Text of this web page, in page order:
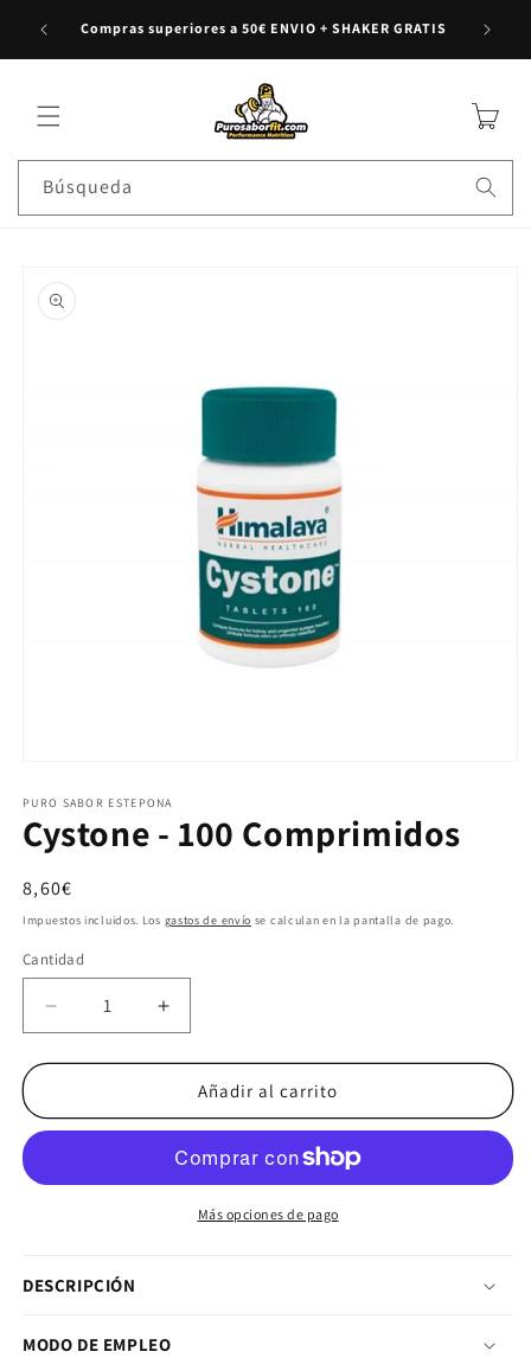
al contenido
toda Compras superiores a 50€ ENVIO + SHAKER GRATIS
Carrito
Búsqueda
a la información del producto
PURO SABOR ESTEPONA
Cystone - 100 Comprimidos
Precio habitual
8,60€
Impuestos incluidos. Los gastos de envío se calculan en la pantalla de pago.
Cantidad
Cantidad
Reducir cantidad para Cystone - 100 Comprimidos
Aumentar cantidad para Cystone -
Añadir al carrito
Más opciones de pago
DESCRIPCIÓN
MODO DE EMPLEO